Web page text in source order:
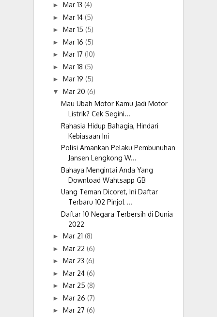
► Mar 13 (4)
► Mar 14 (5)
► Mar 15 (5)
► Mar 16 (5)
► Mar 17 (10)
► Mar 18 (5)
► Mar 19 (5)
▼ Mar 20 (6)
Mau Ubah Motor Kamu Jadi Motor
Listrik? Cek Segini...
Rahasia Hidup Bahagia, Hindari
Kebiasaan Ini
Polisi Amankan Pelaku Pembunuhan
Jansen Lengkong W...
Bahaya Mengintai Anda Yang
Download Wahtsapp GB
Uang Teman Dicoret, Ini Daftar
Terbaru 102 Pinjol ...
Daftar 10 Negara Terbersih di Dunia
2022
► Mar 21 (8)
► Mar 22 (6)
► Mar 23 (6)
► Mar 24 (6)
► Mar 25 (8)
► Mar 26 (7)
► Mar 27 (6)